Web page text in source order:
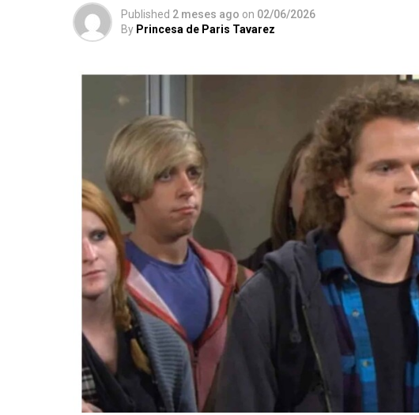
Published 2 meses ago on 02/06/2026
By Princesa de Paris Tavarez